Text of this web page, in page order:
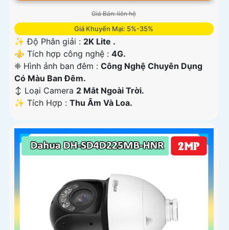
Giá Bán: liên hệ
Giá Khuyến Mại: 5%-35%
✨ Độ Phân giải : 2K Lite .
⚜️ Tích hợp công nghệ : 4G.
❈ Hình ảnh ban đêm : Công Nghệ Chuyên Dụng
Có Màu Ban Ðêm.
↕️ Loại Camera 2 Mắt Ngoài Trời.
️✨ Tích Hợp : Thu Âm Và Loa.